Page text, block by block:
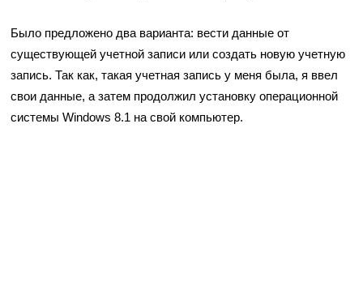
Было предложено два варианта: вести данные от
существующей учетной записи или создать новую учетную
запись. Так как, такая учетная запись у меня была, я ввел
свои данные, а затем продолжил установку операционной
системы Windows 8.1 на свой компьютер.